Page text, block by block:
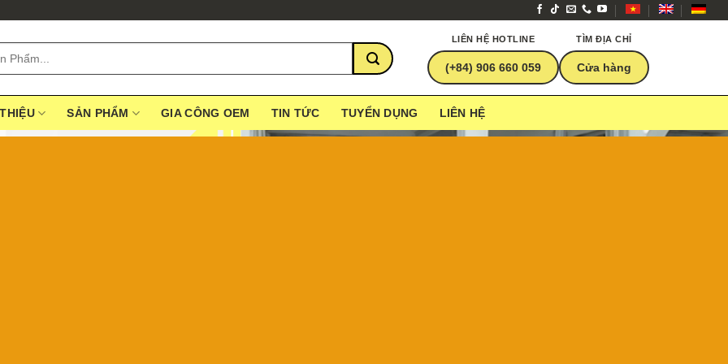
LIÊN HỆ HOTLINE
(+84) 906 660 059
TÌM ĐỊA CHỈ
Cửa hàng
SẢN PHẨM GIA CÔNG OEM TIN TỨC TUYỂN DỤNG LIÊN HỆ